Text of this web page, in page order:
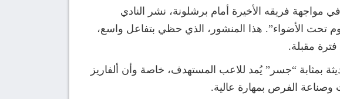
مواجهة فريقه الأخيرة أمام برشلونة، نشر النادي
تحت الأضواء”. هذا المنشور، الذي حظي بتفاعل واسع،
مقبلة.
بمثابة “جسر” يُمد للاعب المستهدف، خاصة وأن ألفاريز
وصناعة الفرص بمهارة عالية.